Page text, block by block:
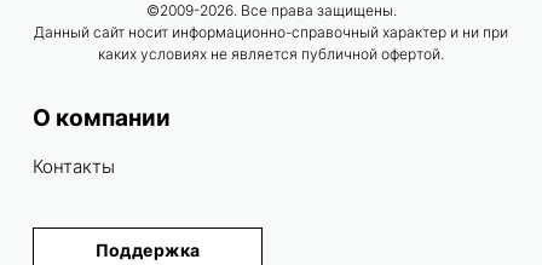
©2009-2026. Все права защищены.
Данный сайт носит информационно-справочный характер и ни при
каких условиях не является публичной офертой.
О компании
Контакты
Поддержка